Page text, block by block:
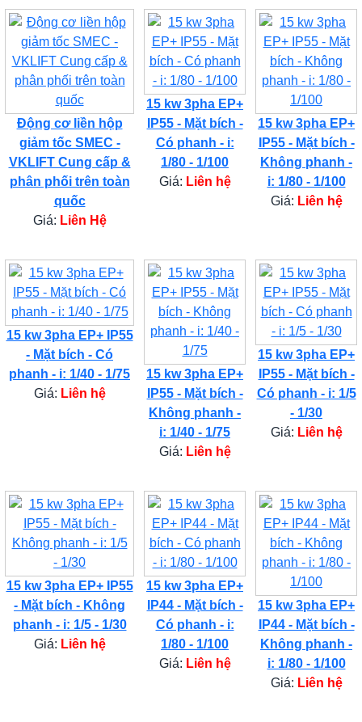
Động cơ liền hộp
giảm tốc SMEC -
VKLIFT Cung cấp &
phân phối trên toàn
quốc
Giá: Liên Hệ
15 kw 3pha EP+
IP55 - Mặt bích -
Có phanh - i:
1/80 - 1/100
Giá: Liên hệ
15 kw 3pha EP+
IP55 - Mặt bích -
Không phanh -
i: 1/80 - 1/100
Giá: Liên hệ
15 kw 3pha EP+ IP55
- Mặt bích - Có
phanh - i: 1/40 - 1/75
Giá: Liên hệ
15 kw 3pha EP+
IP55 - Mặt bích -
Không phanh -
i: 1/40 - 1/75
Giá: Liên hệ
15 kw 3pha EP+
IP55 - Mặt bích -
Có phanh - i: 1/5
- 1/30
Giá: Liên hệ
15 kw 3pha EP+ IP55
- Mặt bích - Không
phanh - i: 1/5 - 1/30
Giá: Liên hệ
15 kw 3pha EP+
IP44 - Mặt bích -
Có phanh - i:
1/80 - 1/100
Giá: Liên hệ
15 kw 3pha EP+
IP44 - Mặt bích -
Không phanh -
i: 1/80 - 1/100
Giá: Liên hệ